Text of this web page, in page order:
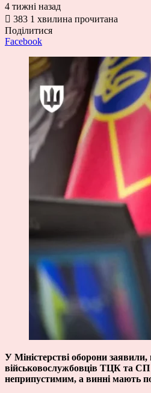
4 тижні назад
383 1 хвилина прочитана
Поділитися
Facebook
У Міністерстві оборони
військовослужбовців ТЦК та СП
неприпустимим, а винні мають